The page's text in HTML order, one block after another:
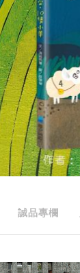
誠品專欄